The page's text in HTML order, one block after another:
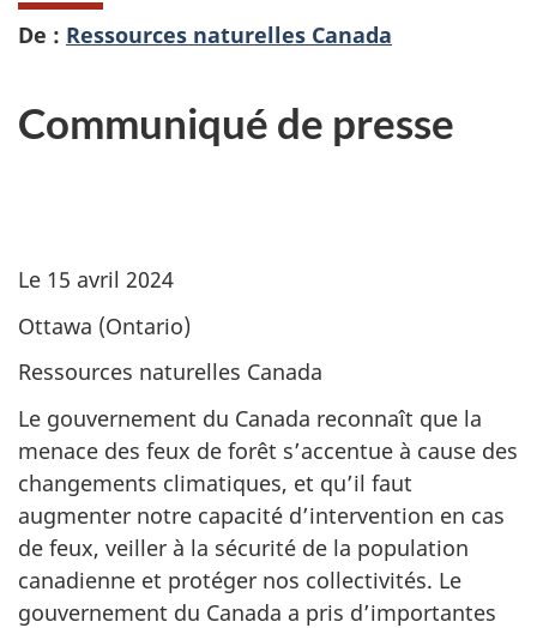
De : Ressources naturelles Canada
Communiqué de presse
Le 15 avril 2024
Ottawa (Ontario)
Ressources naturelles Canada
Le gouvernement du Canada reconnaît que la
menace des feux de forêt s’accentue à cause des
changements climatiques, et qu’il faut
augmenter notre capacité d’intervention en cas
de feux, veiller à la sécurité de la population
canadienne et protéger nos collectivités. Le
gouvernement du Canada a pris d’importantes